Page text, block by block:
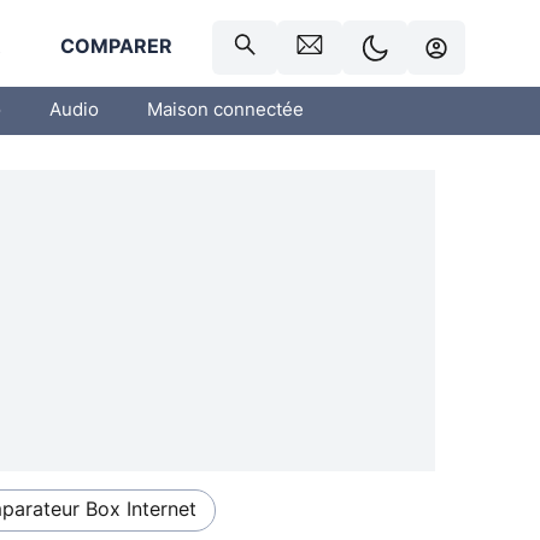
COMPARER
Audio Maison connectée
Box Internet